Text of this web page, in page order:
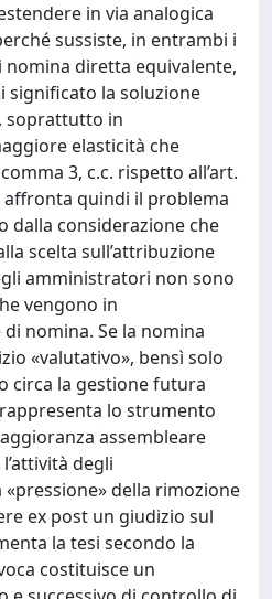
in via analogica
sussiste, in entrambi i
nomina diretta equivalente,
significato la soluzione
soprattutto in
elasticità che
3, c.c. rispetto all’art.
affronta quindi il problema
dalla considerazione che
scelta sull’attribuzione
amministratori non sono
vengono in
nomina. Se la nomina
«valutativo», bensì solo
circa la gestione futura
lo strumento
assembleare
degli
della rimozione
ex post un giudizio sul
la tesi secondo la
costituisce un